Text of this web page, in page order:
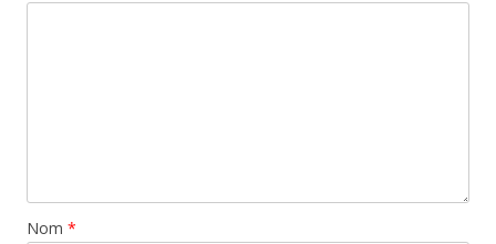
Nom *